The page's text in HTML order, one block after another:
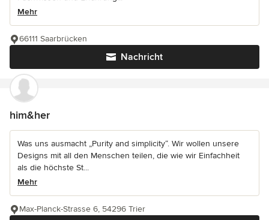
Mehr
Nachricht
66111 Saarbrücken
him&her
Was uns ausmacht „Purity and simplicity“. Wir wollen unsere
Designs mit all den Menschen teilen, die wie wir Einfachheit
als die höchste St...
Mehr
Max-Planck-Strasse 6, 54296 Trier